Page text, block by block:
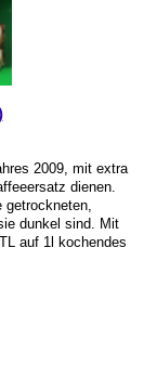
2009, mit extra
dienen.
getrockneten,
dunkel sind. Mit
auf 1l kochendes